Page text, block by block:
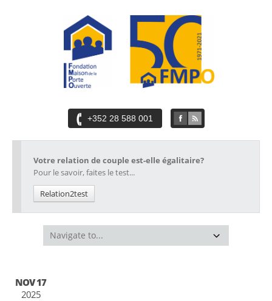
+352 28 588 001
Votre relation de couple est-elle égalitaire?
Pour le savoir, faites le test...
Relation2test
NOV 17
2025